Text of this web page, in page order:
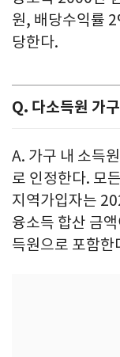
원, 배당수익률
당한다.
Q. 다소득원 가
A. 가구 내 소득
로 인정한다. 모
지역가입자는
융소득 합산 금
득원으로 포함한